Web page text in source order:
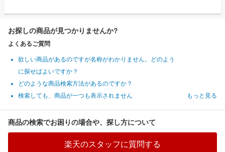
お探しの商品が見つかりませんか?
よくあるご質問
欲しい商品があるのですが名称がわかりません。どのよう
に探せばよいですか？
どのような商品検索方法があるのですか？
検索しても、商品が一つも表示されません
もっと見る
商品の検索でお困りの場合や、探し方について
楽天のスタッフに質問する